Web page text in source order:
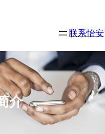
联系怡安
介